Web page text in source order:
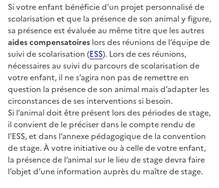
Si votre enfant bénéficie d’un projet personnalisé de
scolarisation et que la présence de son animal y figure,
sa présence est évaluée au même titre que les autres
aides compensatoires lors des réunions de l’équipe de
suivi de scolarisation (ESS). Lors de ces réunions,
nécessaires au suivi du parcours de scolarisation de
votre enfant, il ne s’agira non pas de remettre en
question la présence de son animal mais d’adapter les
circonstances de ses interventions si besoin.
Si l’animal doit être présent lors des périodes de stage,
il convient de le préciser dans le compte rendu de
l’ESS, et dans l’annexe pédagogique de la convention
de stage. À votre initiative ou à celle de votre enfant,
la présence de l’animal sur le lieu de stage devra faire
l’objet d’une information auprès du maître de stage.